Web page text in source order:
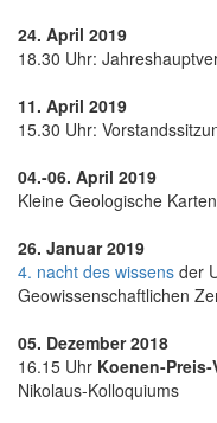
24. April 2019
18.30 Uhr:
11. April 2019
15.30 Uhr:
04.-06. April 2019
Kleine Geologische
26. Januar 2019
4. nacht des wissens der
Geowissenschaftlichen
05. Dezember 2018
16.15 Uhr Koenen-
Nikolaus-Kolloquiums